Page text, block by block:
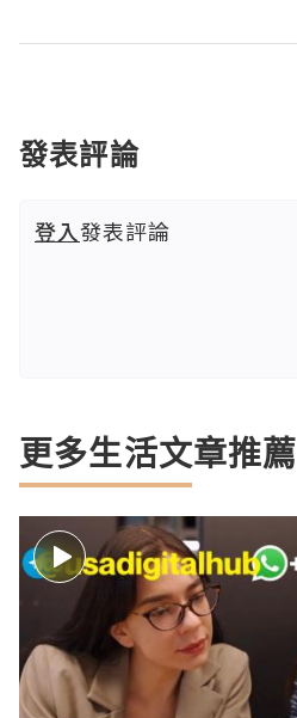
發表評論
登入發表評論
更多生活文章推薦